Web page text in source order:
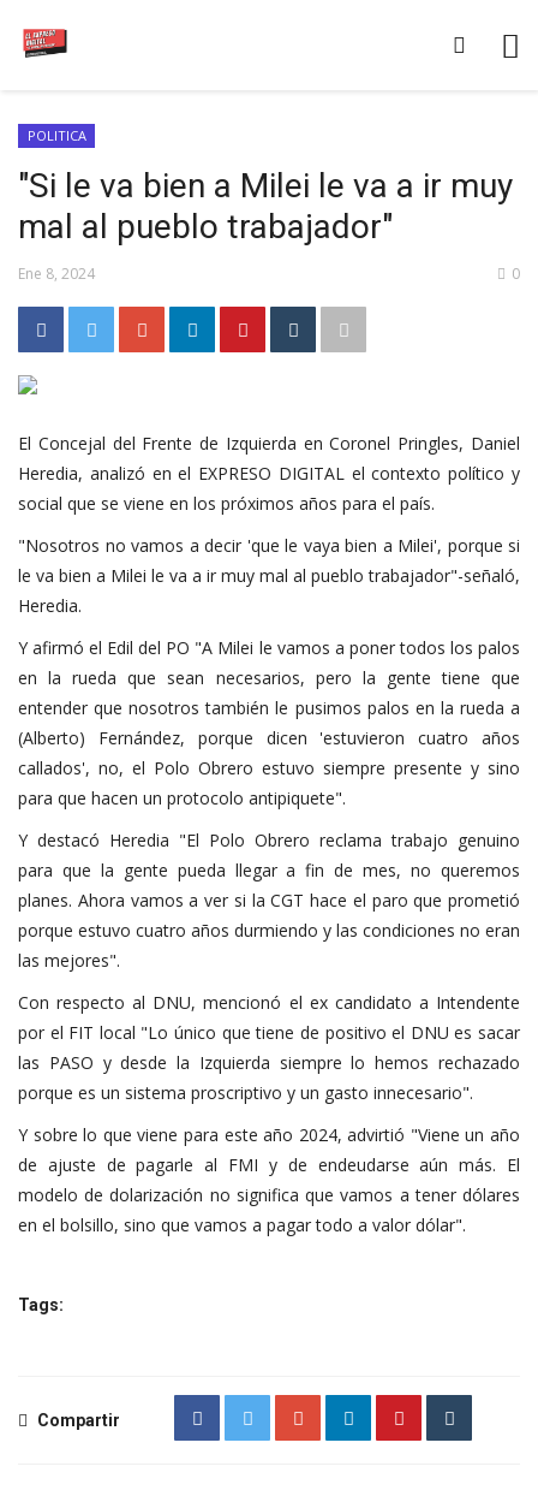
POLITICA
"Si le va bien a Milei le va a ir muy
mal al pueblo trabajador"
Ene 8, 2024 0
El Concejal del Frente de Izquierda en Coronel Pringles, Daniel
Heredia, analizó en el EXPRESO DIGITAL el contexto político y
social que se viene en los próximos años para el país.
"Nosotros no vamos a decir 'que le vaya bien a Milei', porque si
le va bien a Milei le va a ir muy mal al pueblo trabajador"-señaló,
Heredia.
Y afirmó el Edil del PO "A Milei le vamos a poner todos los palos
en la rueda que sean necesarios, pero la gente tiene que
entender que nosotros también le pusimos palos en la rueda a
(Alberto) Fernández, porque dicen 'estuvieron cuatro años
callados', no, el Polo Obrero estuvo siempre presente y sino
para que hacen un protocolo antipiquete".
Y destacó Heredia "El Polo Obrero reclama trabajo genuino
para que la gente pueda llegar a fin de mes, no queremos
planes. Ahora vamos a ver si la CGT hace el paro que prometió
porque estuvo cuatro años durmiendo y las condiciones no eran
las mejores".
Con respecto al DNU, mencionó el ex candidato a Intendente
por el FIT local "Lo único que tiene de positivo el DNU es sacar
las PASO y desde la Izquierda siempre lo hemos rechazado
porque es un sistema proscriptivo y un gasto innecesario".
Y sobre lo que viene para este año 2024, advirtió "Viene un año
de ajuste de pagarle al FMI y de endeudarse aún más. El
modelo de dolarización no significa que vamos a tener dólares
en el bolsillo, sino que vamos a pagar todo a valor dólar".
Tags:
Compartir